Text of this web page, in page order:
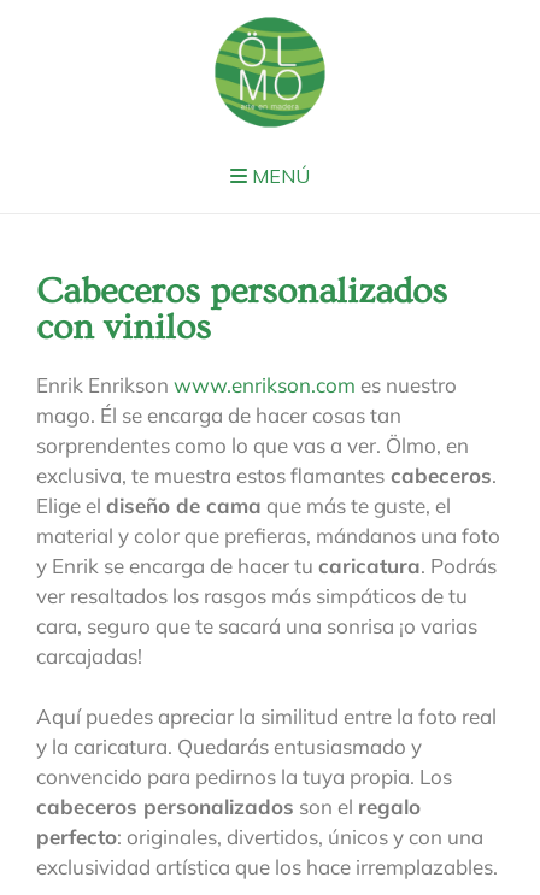
MENÚ
Cabeceros personalizados
con vinilos
Enrik Enrikson www.enrikson.com es nuestro
mago. Él se encarga de hacer cosas tan
sorprendentes como lo que vas a ver. Ölmo, en
exclusiva, te muestra estos flamantes cabeceros.
Elige el diseño de cama que más te guste, el
material y color que prefieras, mándanos una foto
y Enrik se encarga de hacer tu caricatura. Podrás
ver resaltados los rasgos más simpáticos de tu
cara, seguro que te sacará una sonrisa ¡o varias
carcajadas!
Aquí puedes apreciar la similitud entre la foto real
y la caricatura. Quedarás entusiasmado y
convencido para pedirnos la tuya propia. Los
cabeceros personalizados son el regalo
perfecto: originales, divertidos, únicos y con una
exclusividad artística que los hace irremplazables.